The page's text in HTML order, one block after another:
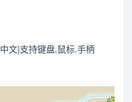
文|支持键盘.鼠标.手柄